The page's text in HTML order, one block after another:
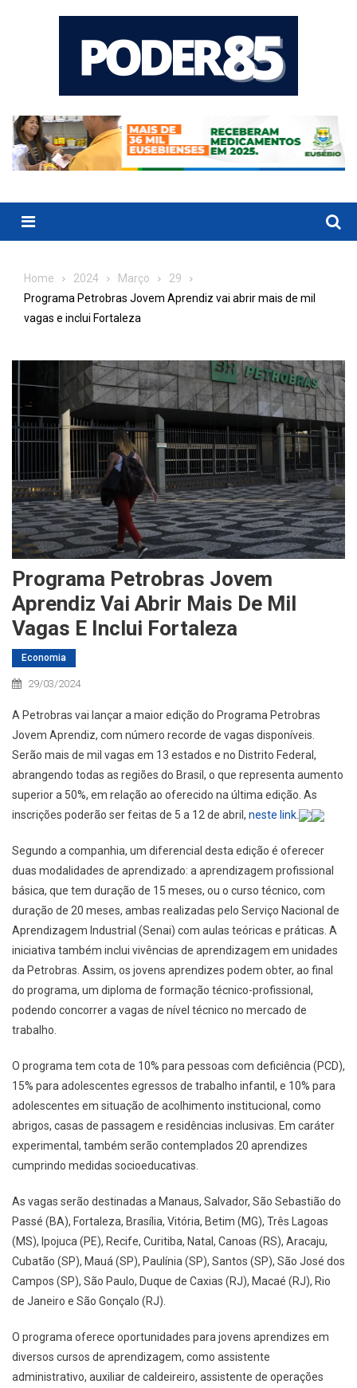
Menu
Home 2024 Março
29
Programa Petrobras Jovem Aprendiz vai abrir mais de mil
vagas e inclui Fortaleza
Programa Petrobras Jovem
Aprendiz Vai Abrir Mais De Mil
Vagas E Inclui Fortaleza
Economia
29/03/2024
A Petrobras vai lançar a maior edição do Programa Petrobras
Jovem Aprendiz, com número recorde de vagas disponíveis.
Serão mais de mil vagas em 13 estados e no Distrito Federal,
abrangendo todas as regiões do Brasil, o que representa aumento
superior a 50%, em relação ao oferecido na última edição. As
inscrições poderão ser feitas de 5 a 12 de abril, neste link
Segundo a companhia, um diferencial desta edição é oferecer
duas modalidades de aprendizado: a aprendizagem profissional
básica, que tem duração de 15 meses, ou o curso técnico, com
duração de 20 meses, ambas realizadas pelo Serviço Nacional de
Aprendizagem Industrial (Senai) com aulas teóricas e práticas. A
iniciativa também inclui vivências de aprendizagem em unidades
da Petrobras. Assim, os jovens aprendizes podem obter, ao final
do programa, um diploma de formação técnico-profissional,
podendo concorrer a vagas de nível técnico no mercado de
trabalho.
O programa tem cota de 10% para pessoas com deficiência (PCD),
15% para adolescentes egressos de trabalho infantil, e 10% para
adolescentes em situação de acolhimento institucional, como
abrigos, casas de passagem e residências inclusivas. Em caráter
experimental, também serão contemplados 20 aprendizes
cumprindo medidas socioeducativas.
As vagas serão destinadas a Manaus, Salvador, São Sebastião do
Passé (BA), Fortaleza, Brasília, Vitória, Betim (MG), Três Lagoas
(MS), Ipojuca (PE), Recife, Curitiba, Natal, Canoas (RS), Aracaju,
Cubatão (SP), Mauá (SP), Paulínia (SP), Santos (SP), São José dos
Campos (SP), São Paulo, Duque de Caxias (RJ), Macaé (RJ), Rio
de Janeiro e São Gonçalo (RJ).
O programa oferece oportunidades para jovens aprendizes em
diversos cursos de aprendizagem, como assistente
administrativo, auxiliar de caldeireiro, assistente de operações